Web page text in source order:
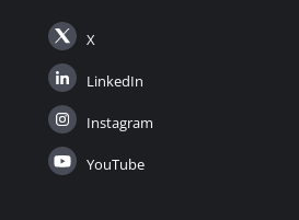
X
LinkedIn
Instagram
YouTube